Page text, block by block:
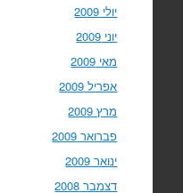
יולי 2009
יוני 2009
מאי 2009
אפריל 2009
מרץ 2009
פברואר 2009
ינואר 2009
דצמבר 2008